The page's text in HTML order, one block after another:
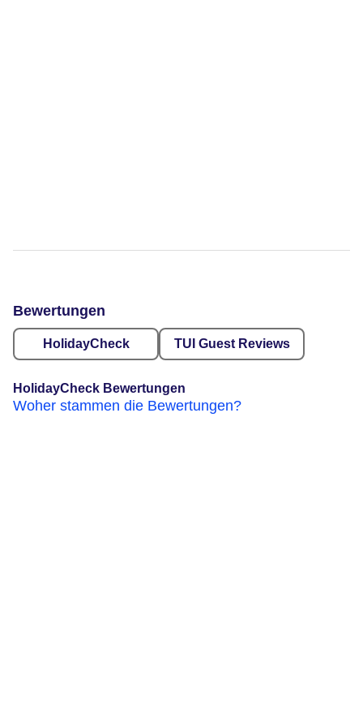
Bewertungen
HolidayCheck TUI Guest Reviews
HolidayCheck Bewertungen
Woher stammen die Bewertungen?